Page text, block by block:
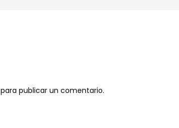
para publicar un comentario.